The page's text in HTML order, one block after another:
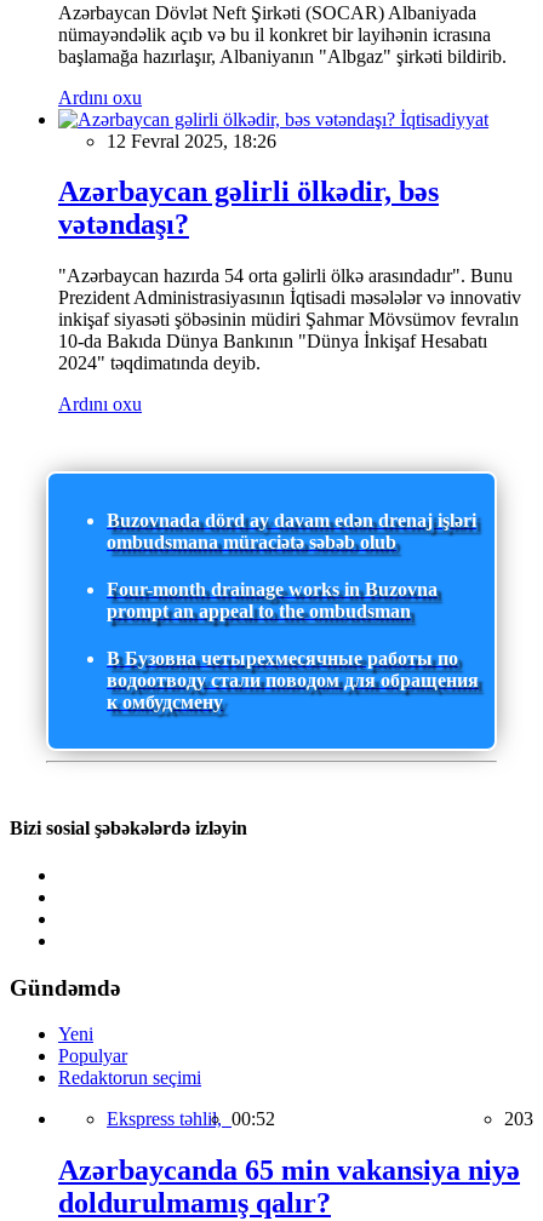
Azərbaycan Dövlət Neft Şirkəti (SOCAR) Albaniyada
nümayəndəlik açıb və bu il konkret bir layihənin icrasına
başlamağa hazırlaşır, Albaniyanın "Albgaz" şirkəti bildirib.
Ardını oxu
İqtisadiyyat
12 Fevral 2025, 18:26
Azərbaycan gəlirli ölkədir, bəs
vətəndaşı?
"Azərbaycan hazırda 54 orta gəlirli ölkə arasındadır". Bunu
Prezident Administrasiyasının İqtisadi məsələlər və innovativ
inkişaf siyasəti şöbəsinin müdiri Şahmar Mövsümov fevralın
10-da Bakıda Dünya Bankının "Dünya İnkişaf Hesabatı
2024" təqdimatında deyib.
Ardını oxu
Buzovnada dörd ay davam edən drenaj işləri
ombudsmana müraciətə səbəb olub
Four-month drainage works in Buzovna
prompt an appeal to the ombudsman
В Бузовна четырехмесячные работы по
водоотводу стали поводом для обращения
к омбудсмену
Bizi sosial şəbəkələrdə izləyin
Gündəmdə
Yeni
Populyar
Redaktorun seçimi
Ekspress təhlil, 00:52 203
Azərbaycanda 65 min vakansiya niyə
doldurulmamış qalır?